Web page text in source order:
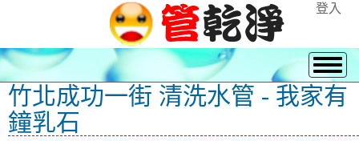
登入
竹北成功一街 清洗水管 - 我家有
鐘乳石